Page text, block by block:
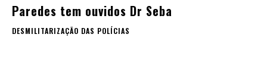
Paredes tem ouvidos Dr Seba
DESMILITARIZAÇÃO DAS POLÍCIAS